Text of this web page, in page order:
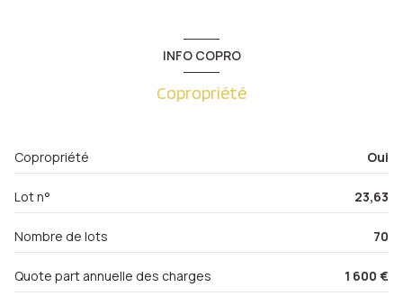
balcon
Couloir
WC
1.83 m²
salle de bain
4.97 m²
Placards
0.92 m²
INFO COPRO
Copropriété
Copropriété Oui
Lot n° 23,63
Nombre de lots 70
Quote part annuelle des charges 1 600 €